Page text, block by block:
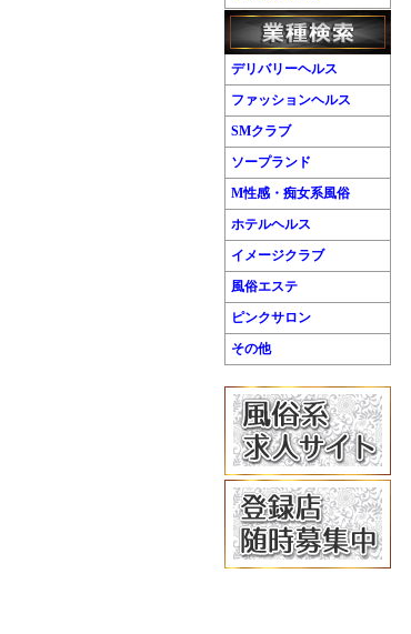
デリバリーヘルス
ファッションヘルス
SMクラブ
ソープランド
M性感・痴女系風俗
ホテルヘルス
イメージクラブ
風俗エステ
ピンクサロン
その他